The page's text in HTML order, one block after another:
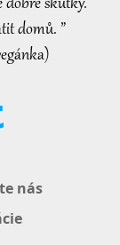
Part 1 of 2
dobré skutky.
domů. ”
nás